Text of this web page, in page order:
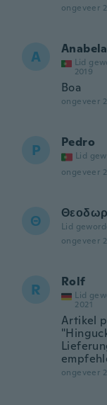
ongeveer
A Anabela
Lid
2019
Boa
ongeveer
P Pedro
Lid
ongeveer
Θ Lid
ongeveer
R Rolf
Lid
2021
Artikel
ongeveer